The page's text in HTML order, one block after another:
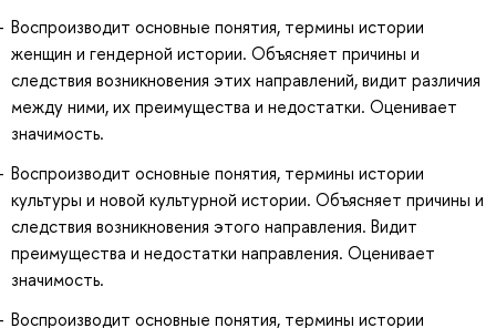
Воспроизводит основные понятия, термины истории
женщин и гендерной истории. Объясняет причины и
следствия возникновения этих направлений, видит различия
между ними, их преимущества и недостатки. Оценивает
значимость.
Воспроизводит основные понятия, термины истории
культуры и новой культурной истории. Объясняет причины и
следствия возникновения этого направления. Видит
преимущества и недостатки направления. Оценивает
значимость.
Воспроизводит основные понятия, термины истории